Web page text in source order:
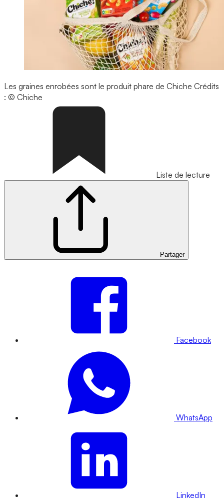
Les graines enrobées sont le produit phare de Chiche Crédits
: © Chiche
Liste de lecture
Partager
Facebook
WhatsApp
LinkedIn